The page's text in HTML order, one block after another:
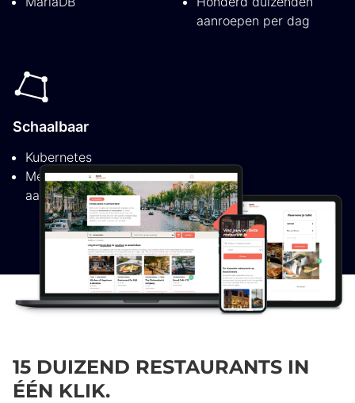
aanroepen per dag
Schaalbaar
Kubernetes
Meer vraag? Meer
aanbod
15 DUIZEND RESTAURANTS IN
ÉÉN KLIK.